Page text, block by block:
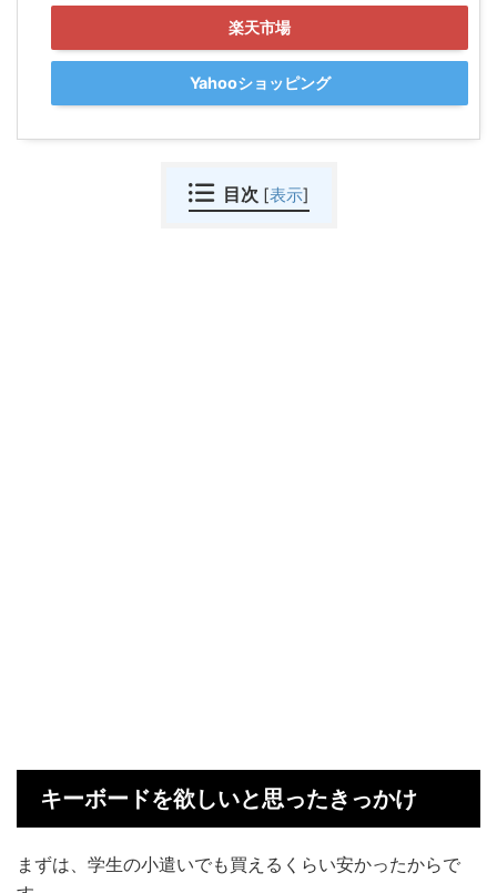
楽天市場
Yahooショッピング
目次 [表示]
キーボードを欲しいと思ったきっかけ
まずは、学生の小遣いでも買えるくらい安かったからで